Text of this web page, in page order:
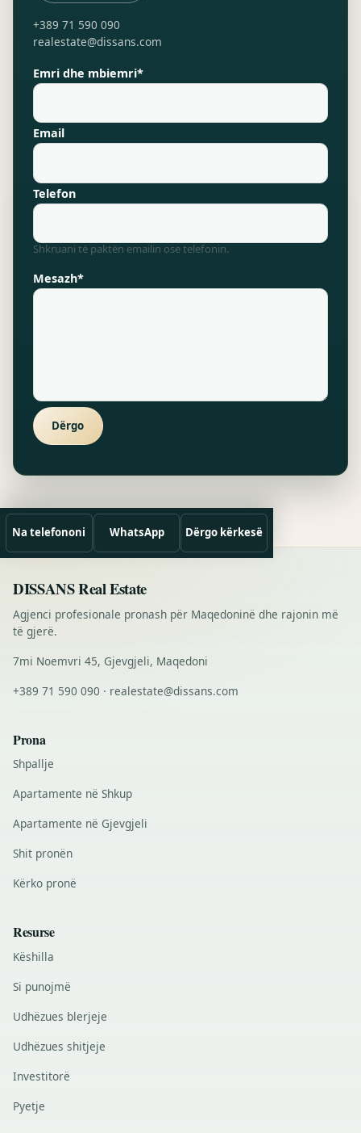
+389 71 590 090
realestate@dissans.com
Emri dhe mbiemri*
Email
Telefon
Shkruani të paktën emailin ose telefonin.
Mesazh*
Dërgo
Na telefononi WhatsApp Dërgo kërkesë
DISSANS Real Estate
Agjenci profesionale pronash për Maqedoninë dhe rajonin më
të gjerë.
7mi Noemvri 45, Gjevgjeli, Maqedoni
+389 71 590 090 · realestate@dissans.com
Prona
Shpallje
Apartamente në Shkup
Apartamente në Gjevgjeli
Shit pronën
Kërko pronë
Resurse
Këshilla
Si punojmë
Udhëzues blerjeje
Udhëzues shitjeje
Investitorë
Pyetje